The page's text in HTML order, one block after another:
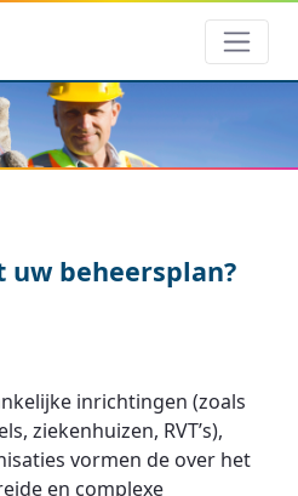
uw beheersplan?
inrichtingen (zoals
ziekenhuizen, RVT’s),
vormen de over het
en complexe